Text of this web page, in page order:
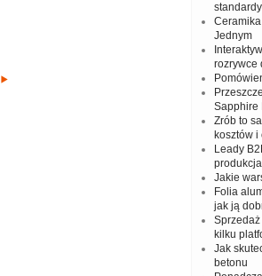
standardy
Jednym
rozrywce
Sapphire
Zrób to
kosztów
Leady
Jakie
Folia
jak ją
kilku
Jak
betonu